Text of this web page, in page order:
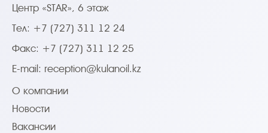
Центр «STAR», 6 этаж
Тел: +7 (727) 311 12 24
Факс: +7 (727) 311 12 25
E-mail: reception@kulanoil.kz
О компании
Новости
Вакансии